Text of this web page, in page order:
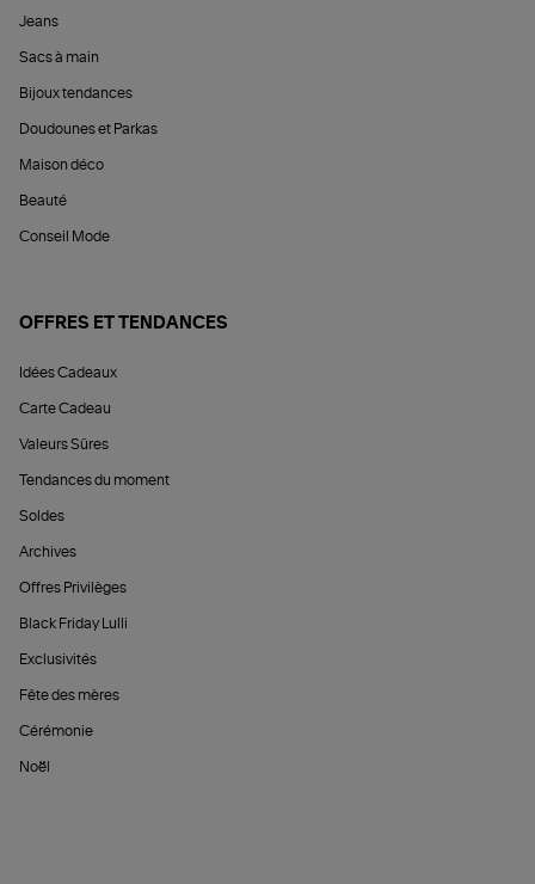
Jeans
Sacs à main
Bijoux tendances
Doudounes et Parkas
Maison déco
Beauté
Conseil Mode
OFFRES ET TENDANCES
Idées Cadeaux
Carte Cadeau
Valeurs Sûres
Tendances du moment
Soldes
Archives
Offres Privilèges
Black Friday Lulli
Exclusivités
Fête des mères
Cérémonie
Noël